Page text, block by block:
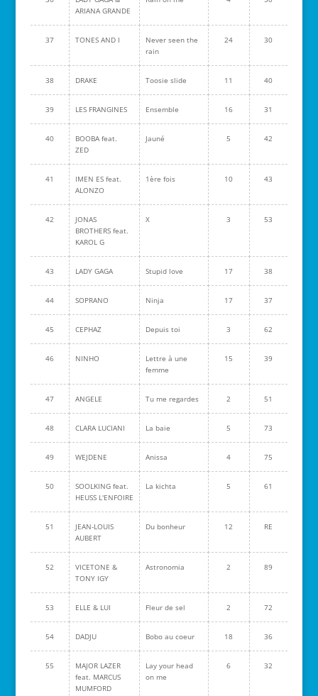
ARIANA GRANDE
37 TONES AND I
Never seen the
rain
24 30
38 DRAKE Toosie slide 11 40
39 LES FRANGINES Ensemble 16 31
40
BOOBA feat.
ZED
Jauné 5 42
41
IMEN ES feat.
ALONZO
1ère fois 10 43
42
JONAS
BROTHERS feat.
KAROL G
X 3 53
43 LADY GAGA Stupid love 17 38
44 SOPRANO Ninja 17 37
45 CEPHAZ Depuis toi 3 62
46 NINHO
Lettre à une
femme
15 39
47 ANGELE Tu me regardes 2 51
48 CLARA LUCIANI La baie 5 73
49 WEJDENE Anissa 4 75
50
SOOLKING feat.
HEUSS L'ENFOIRE
La kichta 5 61
51
JEAN-LOUIS
AUBERT
Du bonheur 12 RE
52
VICETONE &
TONY IGY
Astronomia 2 89
53 ELLE & LUI Fleur de sel 2 72
54 DADJU Bobo au coeur 18 36
55
MAJOR LAZER
feat. MARCUS
MUMFORD
Lay your head
on me
6 32